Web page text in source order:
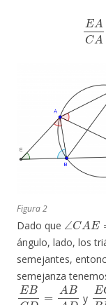
DA⇔
Figura 2
Dado que
ángulo, lado, los
semejantes,
semejanza
EBC ABAD
y
EC